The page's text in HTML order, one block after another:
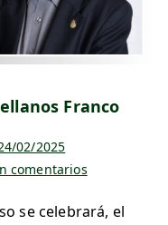
Franco
02/2025
comentarios
se celebrará, el